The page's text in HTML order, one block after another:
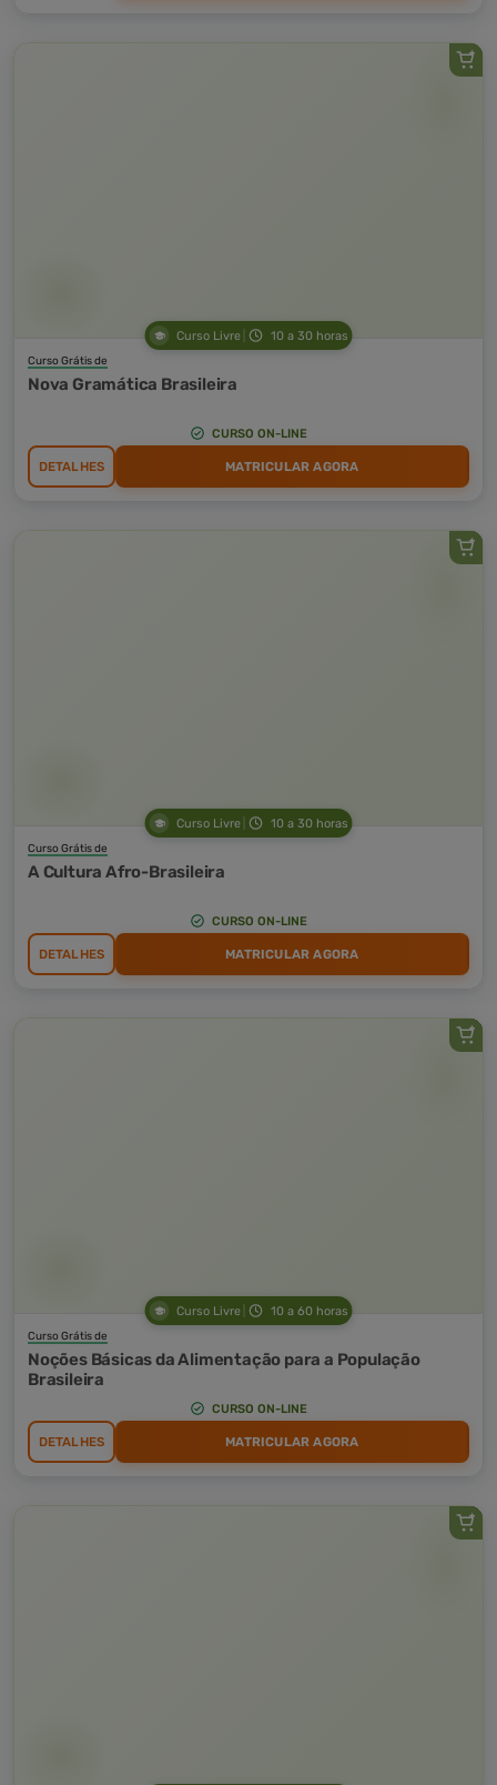
Curso Livre 10 a 30 horas
Curso Grátis de
Nova Gramática Brasileira
CURSO ON-LINE
DETALHES MATRICULAR AGORA
Curso Livre 10 a 30 horas
Curso Grátis de
A Cultura Afro-Brasileira
CURSO ON-LINE
DETALHES MATRICULAR AGORA
Curso Livre 10 a 60 horas
Curso Grátis de
Noções Básicas da Alimentação para a População
Brasileira
CURSO ON-LINE
DETALHES MATRICULAR AGORA